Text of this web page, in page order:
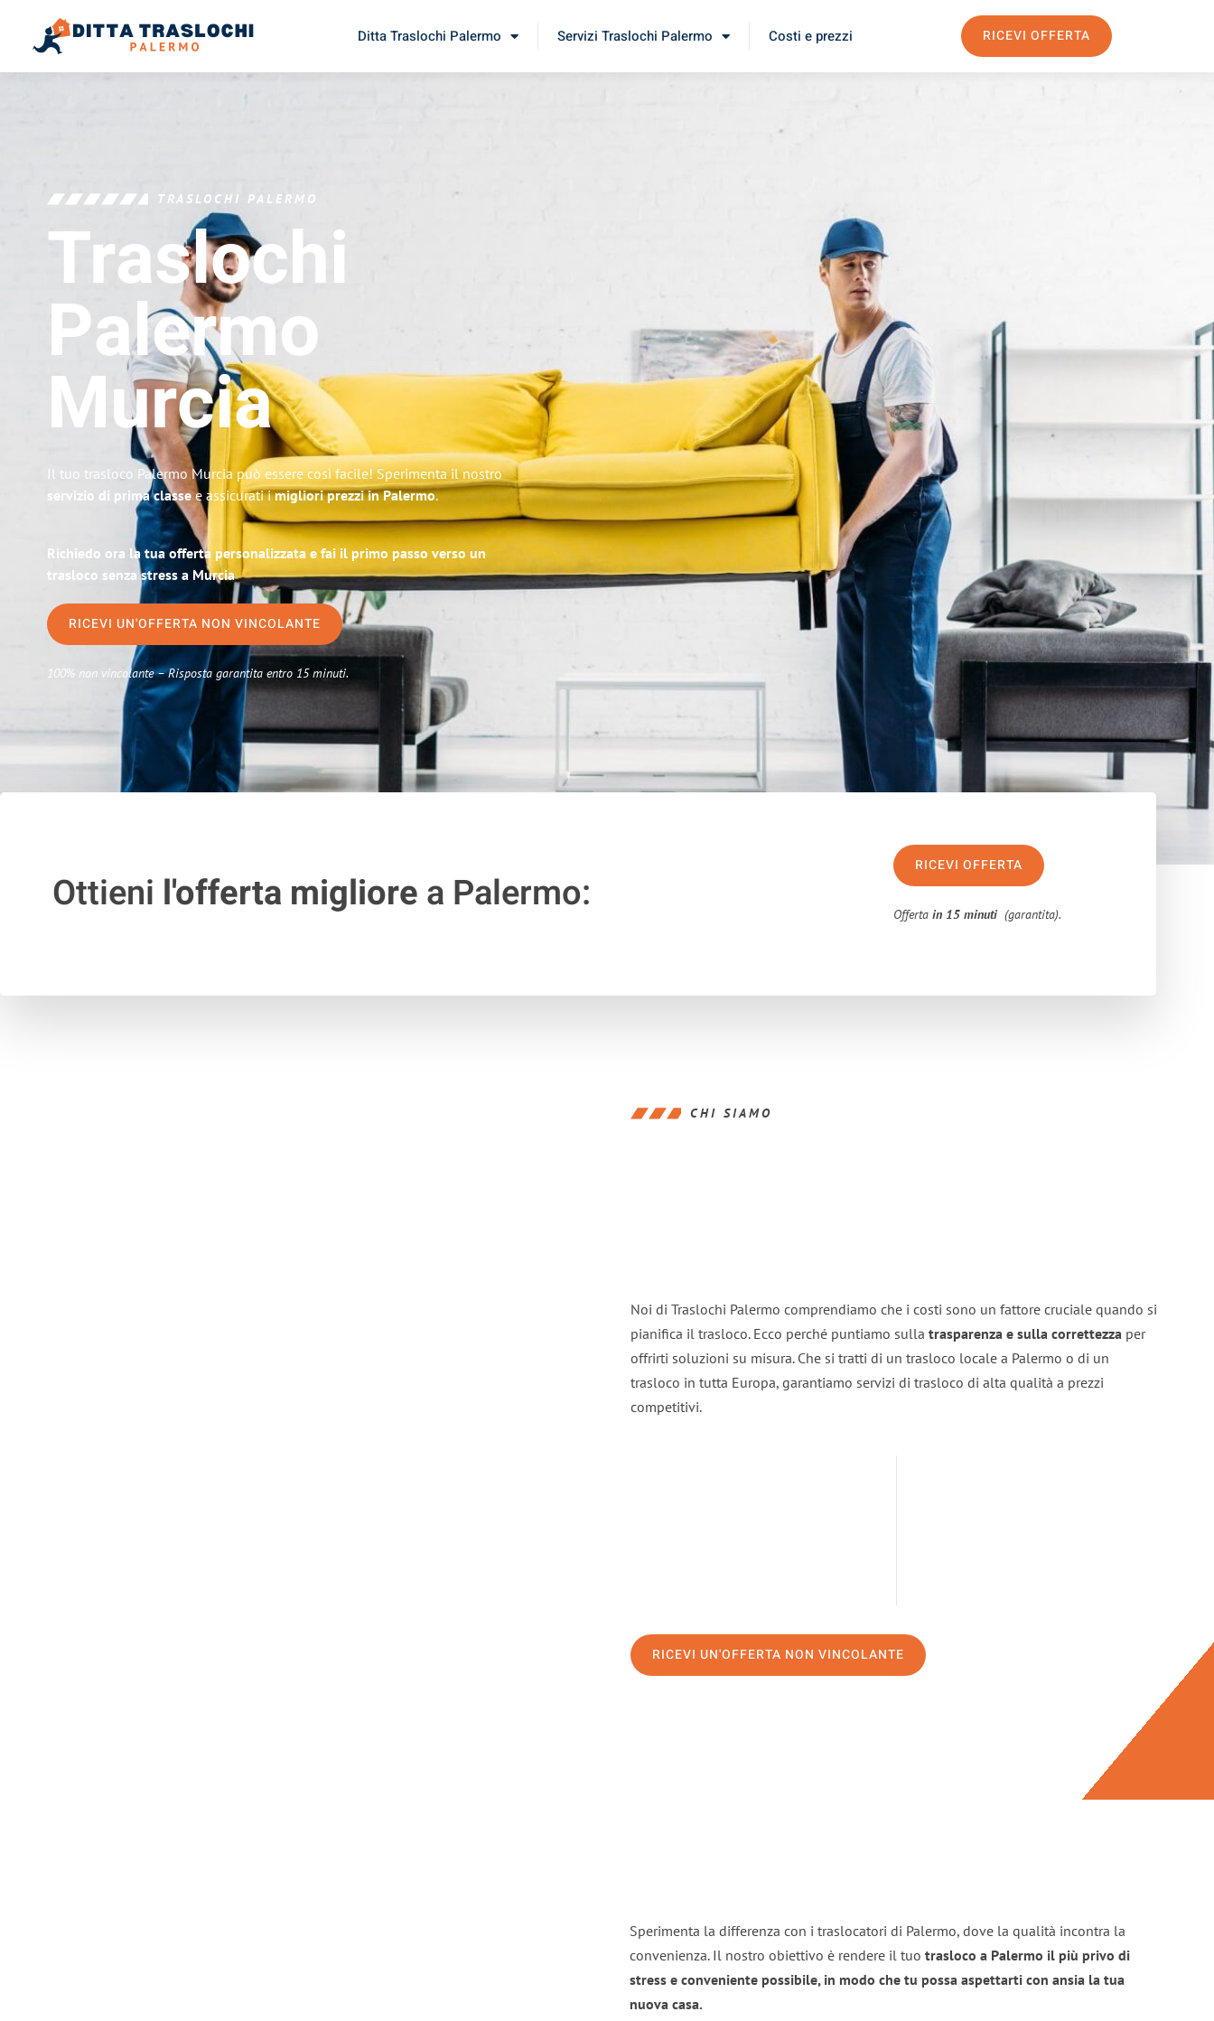
Ditta Traslochi Palermo Servizi Traslochi Palermo Costi e prezzi RICEVI OFFERTA
TRASLOCHI PALERMO
Traslochi
Palermo
Murcia
Il tuo trasloco Palermo Murcia può essere così facile! Sperimenta il nostro
servizio di prima classee assicurati imigliori prezzi in Palermo.
Richiedo ora la tua offerta personalizzata e fai il primo passo verso un
trasloco senza stress a Murcia
RICEVI UN'OFFERTA NON VINCOLANTE
100% non vincolante – Risposta garantita entro 15 minuti.
Ottieni l'offerta migliorea Palermo:
RICEVI OFFERTA
Offertain 15 minuti (garantita).
CHI SIAMO
Noi di Traslochi Palermo comprendiamo che i costi sono un fattore cruciale quando si
pianifica il trasloco. Ecco perché puntiamo sulla trasparenza e sulla correttezza per
offrirti soluzioni su misura. Che si tratti di un trasloco locale a Palermo o di un
trasloco in tutta Europa, garantiamo servizi di trasloco di alta qualità a prezzi
competitivi.
RICEVI UN'OFFERTA NON VINCOLANTE
Sperimenta la differenza con i traslocatori di Palermo, dove la qualità incontra la
convenienza. Il nostro obiettivo è rendere il tuo trasloco a Palermo il più privo di
stress e conveniente possibile, in modo che tu possa aspettarti con ansia la tua
nuova casa.